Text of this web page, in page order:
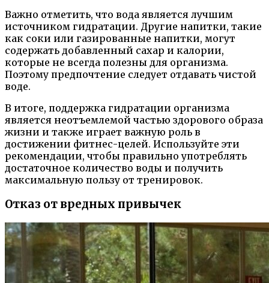
Важно отметить, что вода является лучшим
источником гидратации. Другие напитки, такие
как соки или газированные напитки, могут
содержать добавленный сахар и калории,
которые не всегда полезны для организма.
Поэтому предпочтение следует отдавать чистой
воде.
В итоге, поддержка гидратации организма
является неотъемлемой частью здорового образа
жизни и также играет важную роль в
достижении фитнес-целей. Используйте эти
рекомендации, чтобы правильно употреблять
достаточное количество воды и получить
максимальную пользу от тренировок.
Отказ от вредных привычек